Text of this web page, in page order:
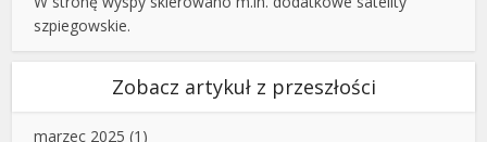
szpiegowskie.
Zobacz artykuł z przeszłości
marzec 2025 (1)